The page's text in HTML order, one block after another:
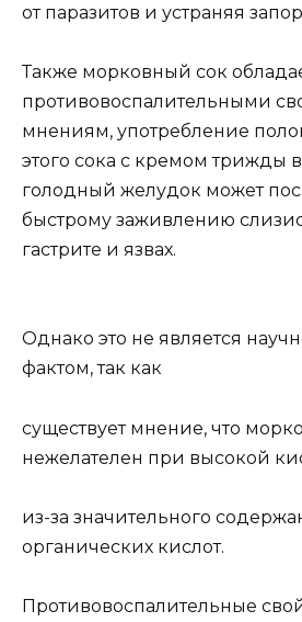
от паразитов и устраняя
Также морковный сок
противовоспалительными
мнениям, употребление
этого сока с кремом трижды
голодный желудок может
быстрому заживлению
гастрите и язвах.
Однако это не является
фактом, так как
существует мнение, что
нежелателен при высокой
из-за значительного
органических кислот.
Противовоспалительные